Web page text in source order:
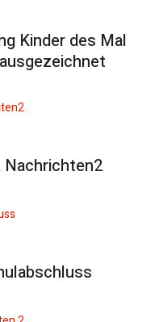
Kinder des Mal
Nachrichten2